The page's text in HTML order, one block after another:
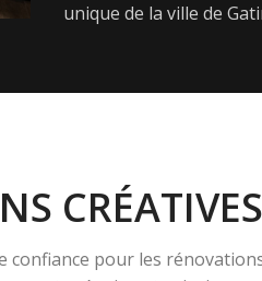
unique de la ville de
CRÉATIVES
pour les